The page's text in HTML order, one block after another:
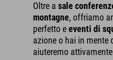
Oltre asale
montagne, offriamo
perfetto eeventi di
azione o hai in mente
aiuteremo